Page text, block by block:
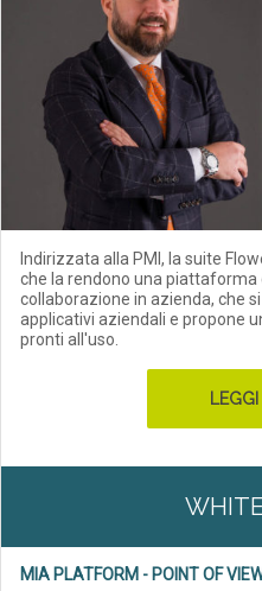
Indirizzata alla PMI, la suite
che la rendono una
collaborazione in azienda, che
applicativi aziendali e propone
pronti all'uso.
MIA PLATFORM - POINT OF